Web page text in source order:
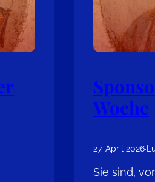
Woche
27. April 2026·
Sie sind,